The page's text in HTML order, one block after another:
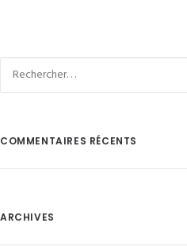
COMMENTAIRES RÉCENTS
ARCHIVES